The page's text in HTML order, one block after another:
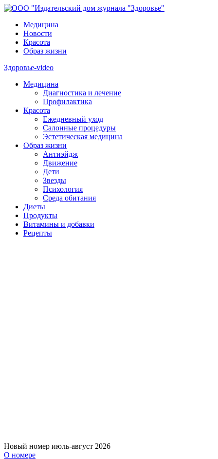
Медицина
Новости
Красота
Образ жизни
Здоровье-video
Медицина
Диагностика и лечение
Профилактика
Красота
Ежедневный уход
Салонные процедуры
Эстетическая медицина
Образ жизни
Антиэйдж
Движение
Дети
Звезды
Психология
Среда обитания
Диеты
Продукты
Витамины и добавки
Рецепты
Новый номер июль-август 2026
О номере